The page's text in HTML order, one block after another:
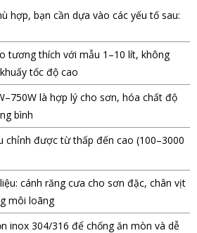
hợp, bạn cần dựa vào các yếu tố sau:
tương thích với mẫu 1–10 lít, không
tốc độ cao
là hợp lý cho sơn, hóa chất độ
bình
chỉnh được từ thấp đến cao (100–3000
cánh răng cưa cho sơn đặc, chân vịt
môi loãng
inox 304/316 để chống ăn mòn và dễ